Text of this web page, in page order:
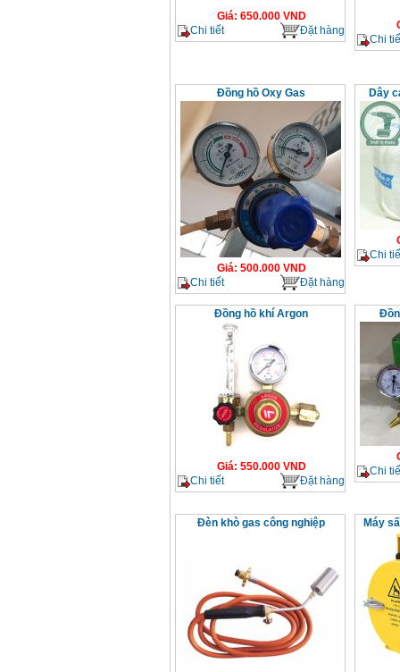
Giá: 650.000VND
Chi tiết
Đặt hàng
Chi
Đồng hồ Oxy Gas
Giá: 500.000VND
Chi tiết
Đặt hàng
Dây
Chi
Đồng hồ khí Argon
Giá: 550.000VND
Chi tiết
Đặt hàng
Chi
Đèn khò gas công nghiệp Máy